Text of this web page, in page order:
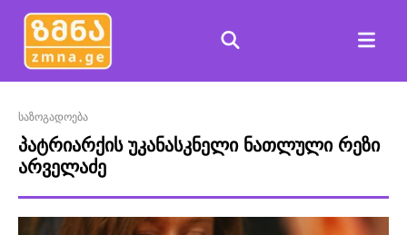
საზოგადოება
პატრიარქის უკანასკნელი ნათლული რეზი
არველაძე